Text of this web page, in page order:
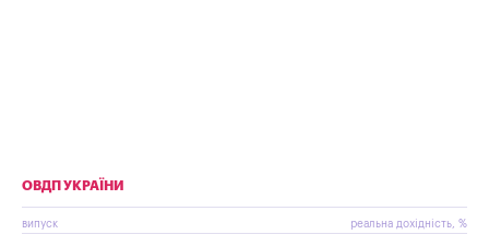
ОВДП УКРАЇНИ
випуск реальна дохідність, %